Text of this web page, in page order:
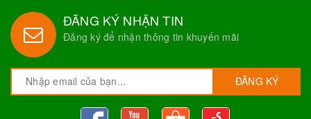
ĐĂNG KÝ NHẬN TIN
Đăng ký để nhận thông tin khuyến mãi
ĐĂNG KÝ